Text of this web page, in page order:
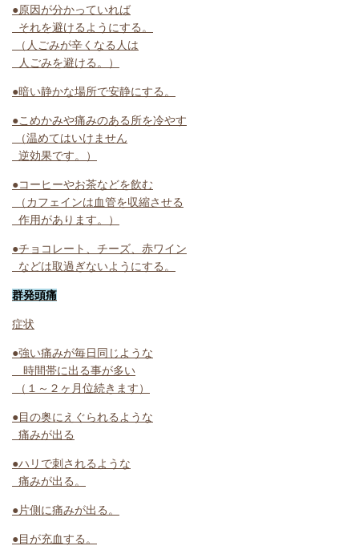
●原因が分かっていれば
それを避けるようにする。
（人ごみが辛くなる人は
人ごみを避ける。）
●暗い静かな場所で安静にする。
●こめかみや痛みのある所を冷やす
（温めてはいけません
逆効果です。）
●コーヒーやお茶などを飲む
（カフェインは血管を収縮させる
作用があります。）
●チョコレート、チーズ、赤ワイン
などは取過ぎないようにする。
群発頭痛
症状
●強い痛みが毎日同じような
時間帯に出る事が多い
（１～２ヶ月位続きます）
●目の奥にえぐられるような
痛みが出る
●ハリで刺されるような
痛みが出る。
●片側に痛みが出る。
●目が充血する。